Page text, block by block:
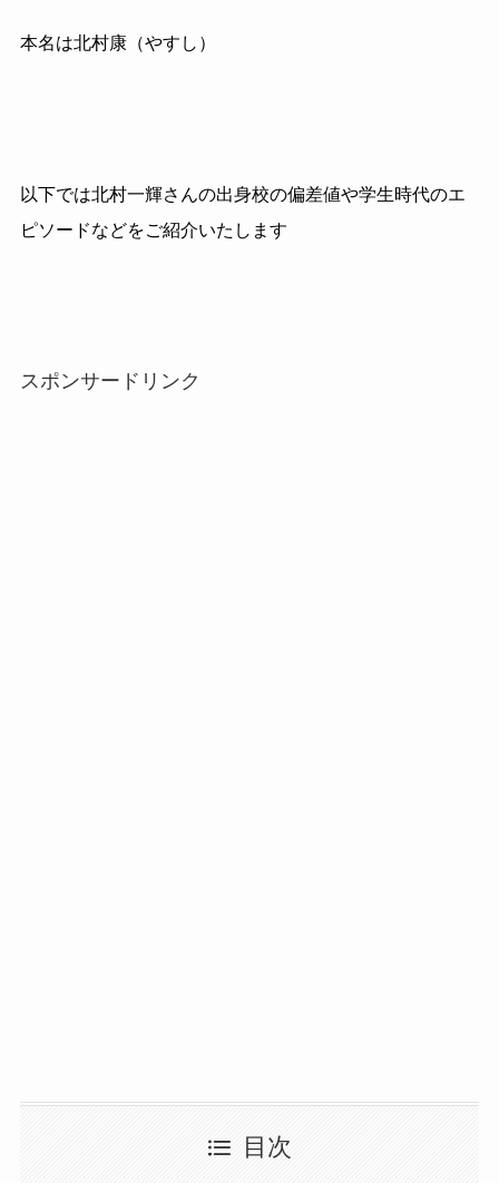
本名は北村康（やすし）
以下では北村一輝さんの出身校の偏差値や学生時代のエ
ピソードなどをご紹介いたします
スポンサードリンク
目次